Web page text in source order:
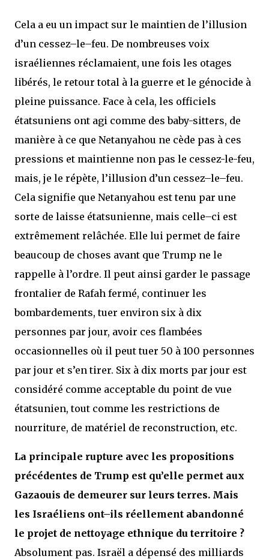
Cela a eu un impact sur le maintien de l’illusion
d’un cessez–le–feu. De nombreuses voix
israéliennes réclamaient, une fois les otages
libérés, le retour total à la guerre et le génocide à
pleine puissance. Face à cela, les officiels
étatsuniens ont agi comme des baby-sitters, de
manière à ce que Netanyahou ne cède pas à ces
pressions et maintienne non pas le cessez-le-feu,
mais, je le répète, l’illusion d’un cessez–le–feu.
Cela signifie que Netanyahou est tenu par une
sorte de laisse étatsunienne, mais celle–ci est
extrêmement relâchée. Elle lui permet de faire
beaucoup de choses avant que Trump ne le
rappelle à l’ordre. Il peut ainsi garder le passage
frontalier de Rafah fermé, continuer les
bombardements, tuer environ six à dix
personnes par jour, avoir ces flambées
occasionnelles où il peut tuer 50 à 100 personnes
par jour et s’en tirer. Six à dix morts par jour est
considéré comme acceptable du point de vue
étatsunien, tout comme les restrictions de
nourriture, de matériel de reconstruction, etc.
La principale rupture avec les propositions
précédentes de Trump est qu’elle permet aux
Gazaouis de demeurer sur leurs terres. Mais
les Israéliens ont–ils réellement abandonné
le projet de nettoyage ethnique du territoire ?
Absolument pas. Israël a dépensé des milliards